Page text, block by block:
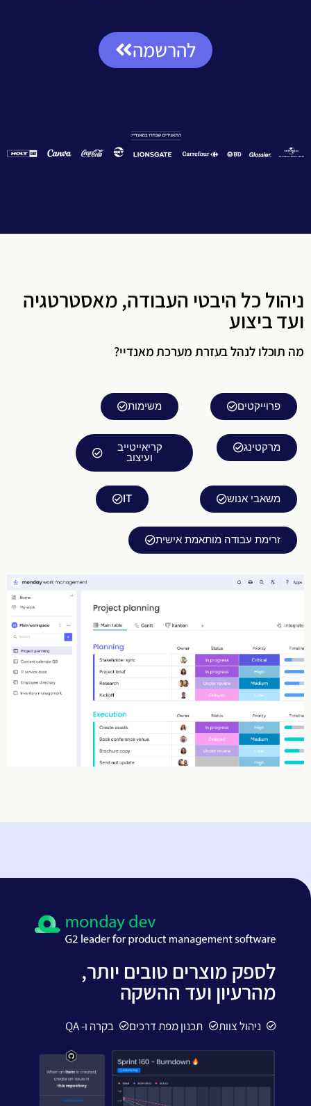
להרשמה
ניהול כל היבטי העבודה, מאסטרטגיה
ועד ביצוע
מה תוכלו לנהל בעזרת מערכת מאנדיי?
פרוייקטים משימות
מרקטינג
קריאייטייב
ועיצוב
משאבי אנוש IT
זרימת עבודה מותאמת אישית
לספק מוצרים טובים יותר,
מהרעיון ועד ההשקה
ניהול צוות תכנון מפת דרכים בקרה ו- QA